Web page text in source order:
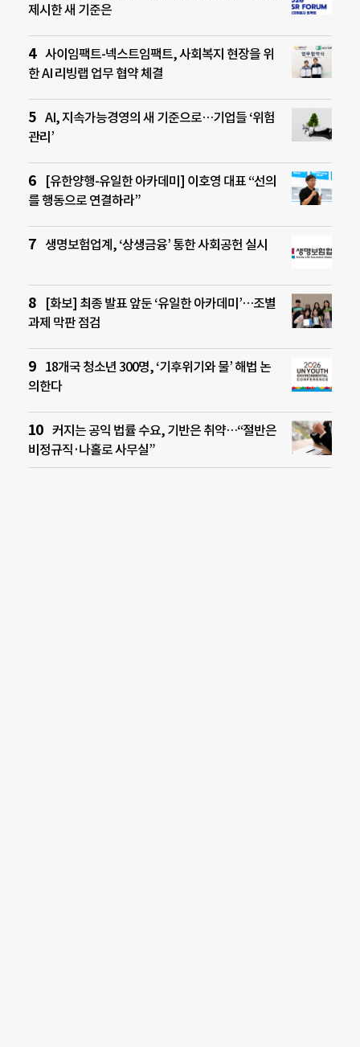
제시한 새 기준은
사이임팩트-넥스트임팩트, 사회복지 현장을 위
한 AI 리빙랩 업무 협약 체결
AI, 지속가능경영의 새 기준으로…기업들 ‘위험
관리’
[유한양행-유일한 아카데미] 이호영 대표 “선의
를 행동으로 연결하라”
생명보험업계, ‘상생금융’ 통한 사회공헌 실시
[화보] 최종 발표 앞둔 ‘유일한 아카데미’…조별
과제 막판 점검
18개국 청소년 300명, ‘기후위기와 물’ 해법 논
의한다
커지는 공익 법률 수요, 기반은 취약…“절반은
비정규직·나홀로 사무실”